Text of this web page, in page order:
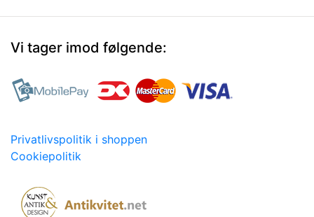
Vi tager imod følgende:
Privatlivspolitik i shoppen
Cookiepolitik